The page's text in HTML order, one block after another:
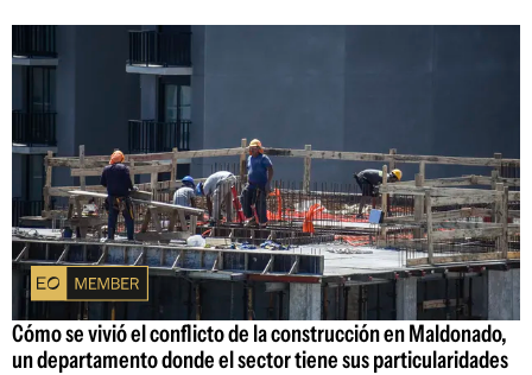
Cómo se vivió el conflicto de la construcción en Maldonado,
un departamento donde el sector tiene sus particularidades